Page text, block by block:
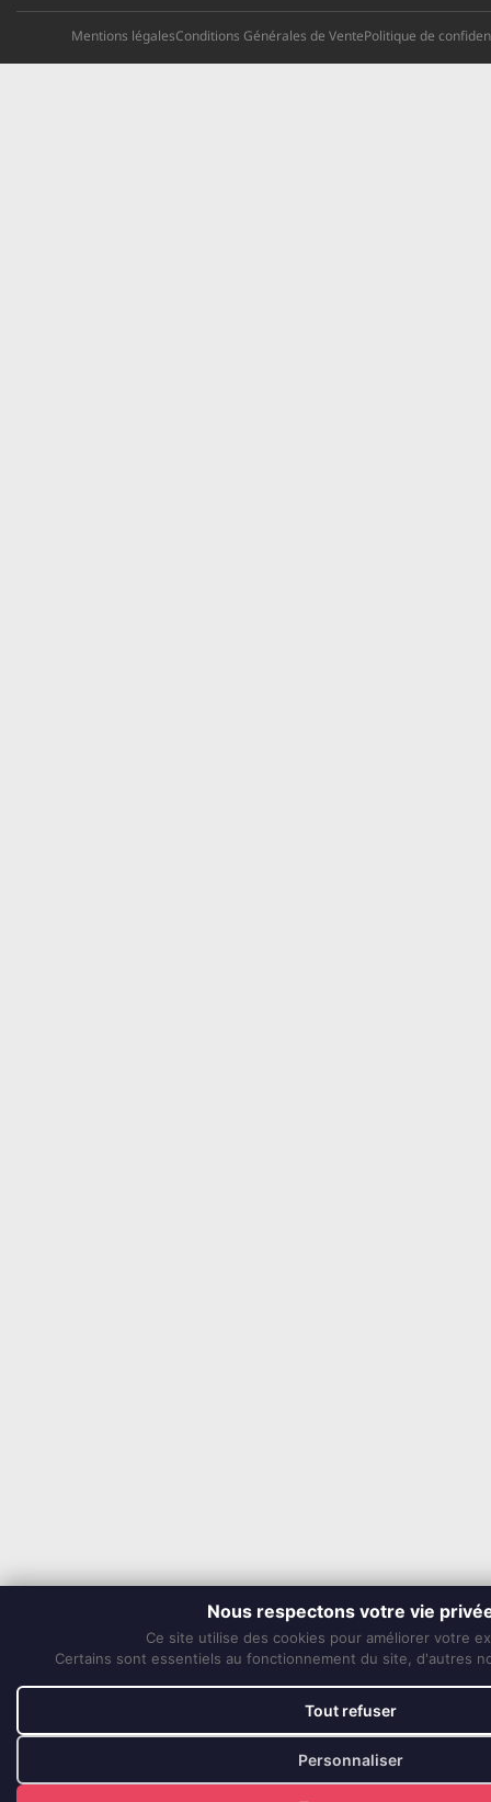
Nous respectons votre vie
Ce site utilise des cookies pour améliorer votre
Certains sont essentiels au fonctionnement du site, d'autres
Tout refuser
Personnaliser
Mentions légalesConditions Générales de VentePolitique de